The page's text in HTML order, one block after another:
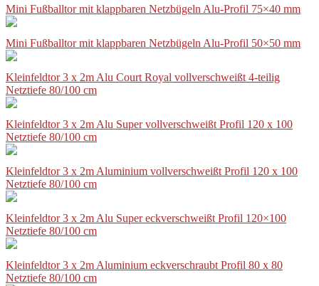
Mini Fußballtor mit klappbaren Netzbügeln Alu-Profil 75×40 mm
Mini Fußballtor mit klappbaren Netzbügeln Alu-Profil 50×50 mm
Kleinfeldtor 3 x 2m Alu Court Royal vollverschweißt 4-teilig
Netztiefe 80/100 cm
Kleinfeldtor 3 x 2m Alu Super vollverschweißt Profil 120 x 100
Netztiefe 80/100 cm
Kleinfeldtor 3 x 2m Aluminium vollverschweißt Profil 120 x 100
Netztiefe 80/100 cm
Kleinfeldtor 3 x 2m Alu Super eckverschweißt Profil 120×100
Netztiefe 80/100 cm
Kleinfeldtor 3 x 2m Aluminium eckverschraubt Profil 80 x 80
Netztiefe 80/100 cm